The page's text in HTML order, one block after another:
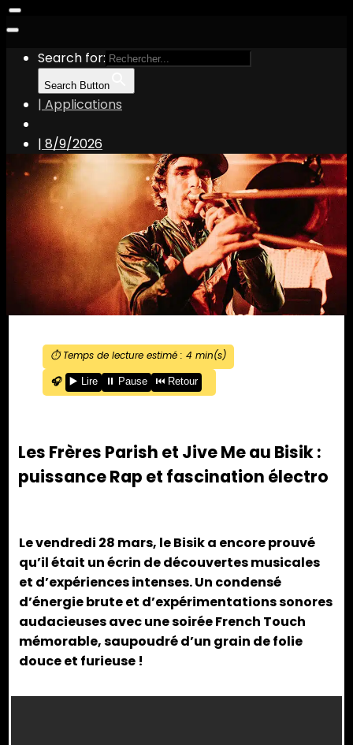
Search for:
Search Button
| Applications
| 8/9/2026
⏱️ Temps de lecture estimé : 4 min(s)
🎧
▶️ Lire ⏸️ Pause ⏮️ Retour
Les Frères Parish et Jive Me au Bisik :
puissance Rap et fascination électro
Le vendredi 28 mars, le Bisik a encore prouvé
qu’il était un écrin de découvertes musicales
et d’expériences intenses. Un condensé
d’énergie brute et d’expérimentations sonores
audacieuses avec une soirée French Touch
mémorable, saupoudré d’un grain de folie
douce et furieuse !